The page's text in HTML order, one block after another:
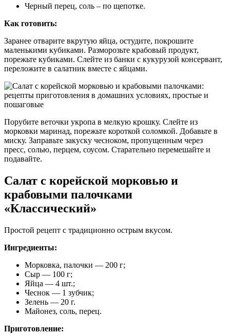
Черный перец, соль – по щепотке.
Как готовить:
Заранее отварите вкрутую яйца, остудите, покрошите
маленькими кубиками. Разморозьте крабовый продукт,
порежьте кубиками. Слейте из банки с кукурузой консервант,
переложите в салатник вместе с яйцами.
Порубите веточки укропа в мелкую крошку. Слейте из
морковки маринад, порежьте короткой соломкой. Добавьте в
миску. Заправьте закуску чесноком, пропущенным через
пресс, солью, перцем, соусом. Старательно перемешайте и
подавайте.
Салат с корейской морковью и
крабовыми палочками
«Классический»
Простой рецепт с традиционно острым вкусом.
Ингредиенты:
Морковка, палочки — 200 г;
Сыр — 100 г;
Яйца — 4 шт.;
Чеснок — 1 зубчик;
Зелень — 20 г.
Майонез, соль, перец.
Приготовление: